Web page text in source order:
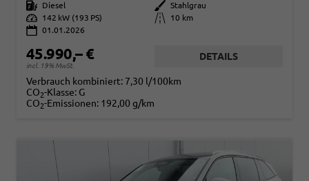
Kraftstoff
Diesel Außenfarbe
Stahlgrau
Leistung
142 kW (193 PS) Kilometerstand
10 km
01.01.2026
45.990,– €
incl. 19% MwSt.
DETAILS
Verbrauch kombiniert: 7,30 l/100km
CO2-Klasse: G
CO2-Emissionen: 192,00 g/km